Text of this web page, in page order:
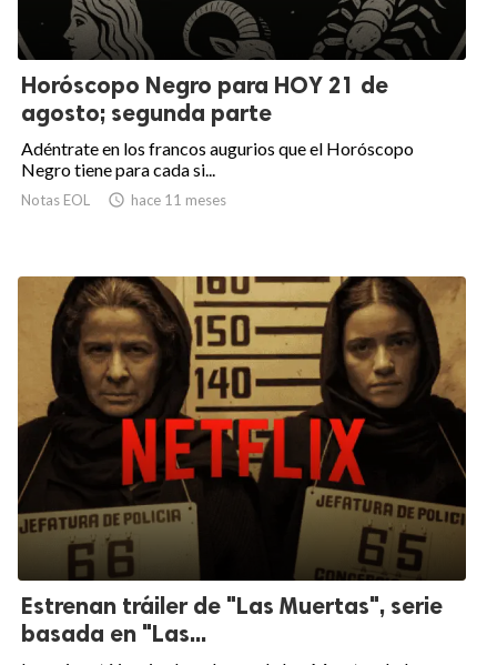
Horóscopo Negro para HOY 21 de
agosto; segunda parte
Adéntrate en los francos augurios que el Horóscopo
Negro tiene para cada si...
Notas EOL  hace 11 meses
Estrenan tráiler de "Las Muertas", serie
basada en "Las...